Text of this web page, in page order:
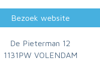
Bezoek website
De Pieterman 12
1131PW VOLENDAM